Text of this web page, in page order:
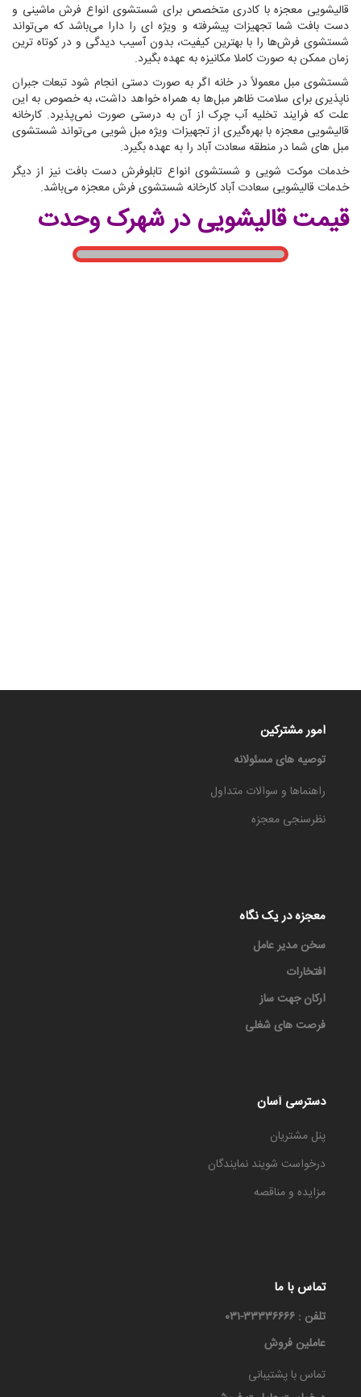
قالیشویی معجزه با کادری متخصص برای شستشوی انواع فرش ماشینی و
دست بافت شما تجهیزات پیشرفته و ویژه ای را دارا می‌باشد که می‌تواند
شستشوی فرش‌ها را با بهترین کیفیت، بدون آسیب دیدگی و در کوتاه ترین
زمان ممکن به صورت کاملا مکانیزه به عهده بگیرد.
شستشوی مبل معمولاً در خانه اگر به صورت دستی انجام شود تبعات جبران
ناپذیری برای سلامت ظاهر مبل‌ها به همراه خواهد داشت، به خصوص به این
علت که فرایند تخلیه آب چرک از آن به درستی صورت نمی‌پذیرد. کارخانه
قالیشویی معجزه با بهره‌گیری از تجهیزات ویژه مبل شویی می‌تواند شستشوی
مبل های شما در منطقه سعادت آباد را به عهده بگیرد.
خدمات موکت شویی و شستشوی انواع تابلوفرش دست بافت نیز از دیگر
خدمات قالیشویی سعادت آباد کارخانه شستشوی فرش معجزه می‌باشد.
قیمت قالیشویی در شهرک وحدت
امور مشترکین
توصیه های مسئولانه
راهنماها و سوالات متداول
نظرسنجی معجزه
معجزه در یک نگاه
سخن مدیر عامل
افتخارات
ارکان جهت ساز
فرصت های شغلی
دسترسی آسان
پنل مشتریان
درخواست شویند نمایندگان
مزایده و مناقصه
تماس با ما
تلفن : ۳۳۳۳۶۶۶۶-۰۳۱
عاملین فروش
تماس با پشتیبانی